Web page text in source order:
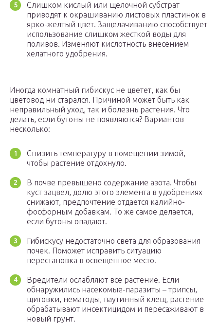
Слишком кислый или щелочной субстрат
приводят к окрашиванию листовых пластинок в
ярко-желтый цвет. Защелачиванию способствует
использование слишком жесткой воды для
поливов. Изменяют кислотность внесением
хелатного удобрения.
Иногда комнатный гибискус не цветет, как бы
цветовод ни старался. Причиной может быть как
неправильный уход, так и болезнь растения. Что
делать, если бутоны не появляются? Вариантов
несколько:
Снизить температуру в помещении зимой,
чтобы растение отдохнуло.
В почве превышено содержание азота. Чтобы
куст зацвел, долю этого элемента в удобрениях
снижают, предпочтение отдается калийно-
фосфорным добавкам. То же самое делается,
если бутоны опадают.
Гибискусу недостаточно света для образования
почек. Поможет исправить ситуацию
перестановка в освещенное место.
Вредители ослабляют все растение. Если
обнаружились насекомые-паразиты – трипсы,
щитовки, нематоды, паутинный клещ, растение
обрабатывают инсектицидом и пересаживают в
новый грунт.